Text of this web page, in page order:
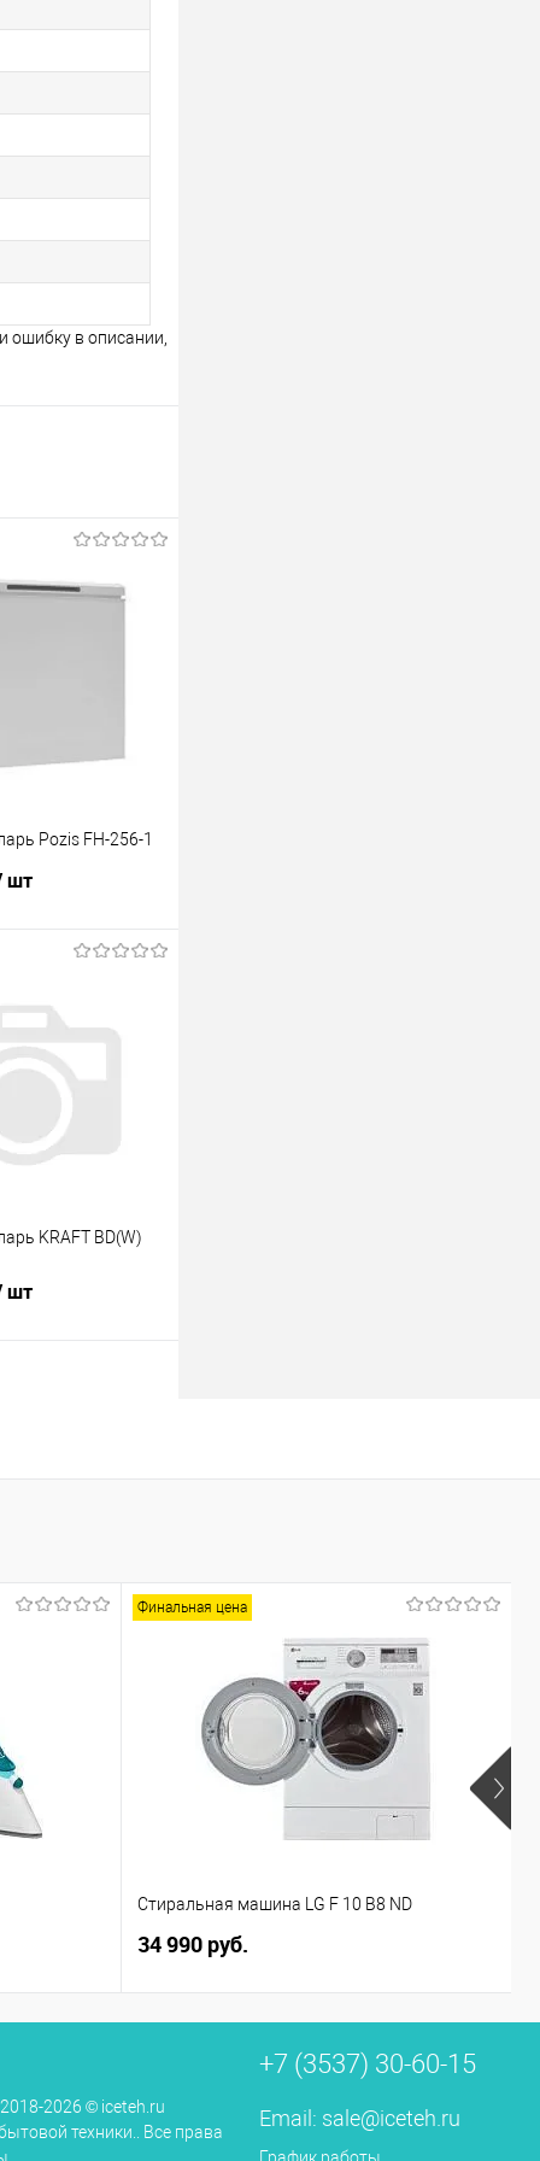
ошибку в описании,
Pozis FH-256-1
шт
К сравнению
В наличии
KRAFT BD(W)
шт
В наличии
Финальная цена
Стиральная машина LG F 10 B8 ND
34 990 руб.
2026 © iceteh.ru
техники.. Все права
+7 (3537) 30-60-15
Email: sale@iceteh.ru